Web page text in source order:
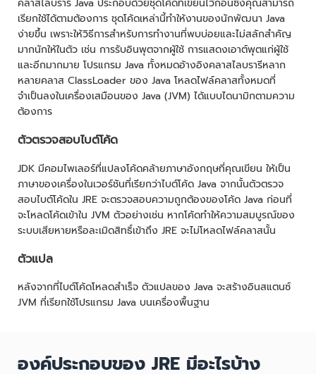
คลาสไลบรารี Java ประกอบด้วยชุดโค้ดที่เขียนไว้ก่อนซึ่งคุณสามารถ
เรียกใช้ได้ตามต้องการ ชุดโค้ดเหล่านี้ทำให้งานของนักพัฒนา Java
ง่ายขึ้น เพราะให้วิธีการสำหรับการทำงานที่พบบ่อยและไม่สลักสำคัญ
มากนักให้ในตัว เช่น การรับอินพุตจากผู้ใช้ การแสดงเอาต์พุตแก่ผู้ใช้
และอีกมากมาย โปรแกรม Java ทั้งหมดอ้างอิงคลาสไลบรารีหลาก
หลายคลาส ClassLoader ของ Java โหลดไฟล์คลาสทั้งหมดที่
จำเป็นลงในเครื่องเสมือนของ Java (JVM) ได้แบบไดนามิกตามความ
ต้องการ
ตัวตรวจสอบไบต์โค้ด
JDK มีคอมไพเลอร์ที่แปลงโค้ดคล้ายภาษาอังกฤษที่คุณเขียน ให้เป็น
ภาษาของเครื่องในเวอร์ชันที่เรียกว่าไบต์โค้ด Java จากนั้นตัวตรวจ
สอบไบต์โค้ดใน JRE จะตรวจสอบความถูกต้องของโค้ด Java ก่อนที่
จะโหลดโค้ดเข้าใน JVM ตัวอย่างเช่น หากโค้ดทำให้ความสมบูรณ์ของ
ระบบเสียหายหรือละเมิดสิทธิ์เข้าถึง JRE จะไม่โหลดไฟล์คลาสนั้น
ตัวแปล
หลังจากที่ไบต์โค้ดโหลดสำเร็จ ตัวแปลของ Java จะสร้างอินสแตนซ์
JVM ที่เรียกใช้โปรแกรม Java บนเครื่องพื้นฐาน
องค์ประกอบของ JRE มีอะไรบ้าง